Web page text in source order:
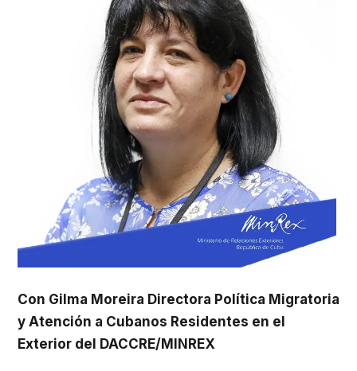
Con Gilma Moreira Directora Política Migratoria
y Atención a Cubanos Residentes en el
Exterior del DACCRE/MINREX